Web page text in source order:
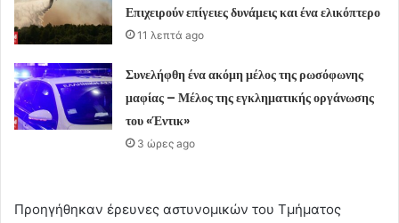
Επιχειρούν επίγειες δυνάμεις και ένα ελικόπτερο
11 λεπτά ago
Συνελήφθη ένα ακόμη μέλος της ρωσόφωνης
μαφίας – Μέλος της εγκληματικής οργάνωσης
του «Έντικ»
3 ώρες ago
Προηγήθηκαν έρευνες αστυνομικών του Τμήματος